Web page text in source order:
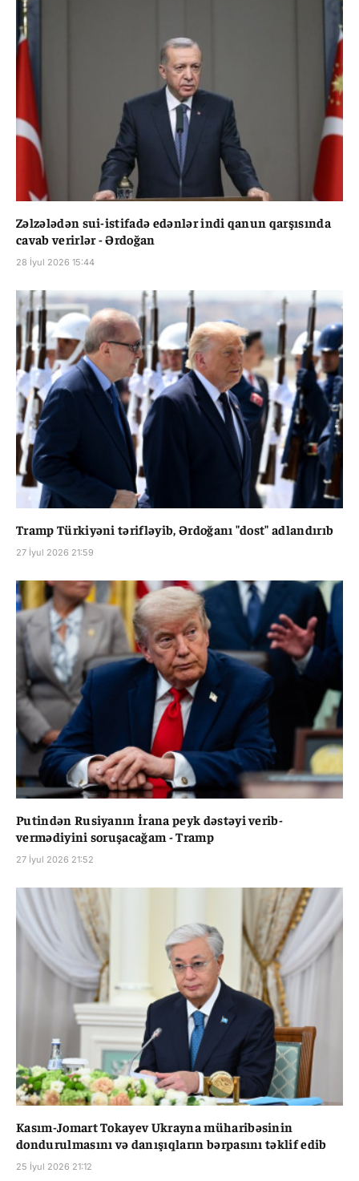
Zəlzələdən sui-istifadə edənlər indi qanun qarşısında
cavab verirlər - Ərdoğan
28 İyul 2026 15:44
Tramp Türkiyəni tərifləyib, Ərdoğanı "dost" adlandırıb
27 İyul 2026 21:59
Putindən Rusiyanın İrana peyk dəstəyi verib-
vermədiyini soruşacağam - Tramp
27 İyul 2026 21:52
Kasım-Jomart Tokayev Ukrayna müharibəsinin
dondurulmasını və danışıqların bərpasını təklif edib
25 İyul 2026 21:12